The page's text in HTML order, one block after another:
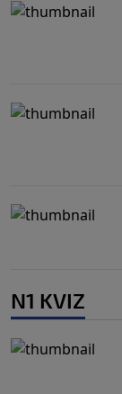
N1 KVIZ